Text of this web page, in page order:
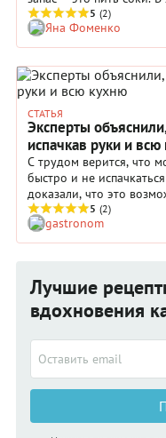
микроэлементов
который во многих
5 (2)
Яна Фоменко
СТАТЬЯ
Эксперты
испачкав руки и
С трудом верится, что
быстро и не
доказали, что это
5 (2)
gastronom
Лучшие
вдохновения